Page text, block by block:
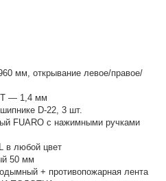
мм, открывание левое/правое/
— 1,4 мм
D-22, 3 шт.
FUARO с нажимными ручками
в любой цвет​​​​​​​
50 мм
+ противопожарная лента